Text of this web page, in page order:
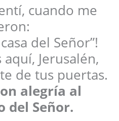
cuando me
del Señor”!
Jerusalén,
de tus puertas.
alegría al
del Señor.